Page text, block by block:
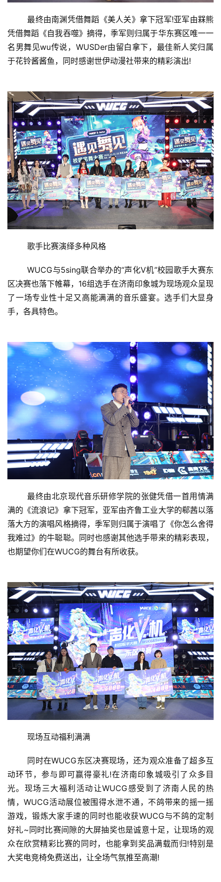
	最终由南渊凭借舞蹈《美人关》拿下冠军!亚军由槑熊
凭借舞蹈《自我吞噬》摘得，季军则归属于华东赛区唯一一
名男舞见wu传说，WUSDer由留白拿下，最佳新人奖归属
于花铃酱酱鱼，同时感谢世伊动漫社带来的精彩演出!
	歌手比赛演绎多种风格
	WUCG与5sing联合举办的“声化V机”校园歌手大赛东
区决赛也落下帷幕，16组选手在济南印象城为现场观众呈现
了一场专业性十足又高能满满的音乐盛宴。选手们大显身
手，各具特色。
	最终由北京现代音乐研修学院的张健凭借一首用情满
满的《流浪记》拿下冠军，亚军由齐鲁工业大学的郗茜以落
落大方的演唱风格摘得，季军则归属于演唱了《你怎么舍得
我难过》的牛聪聪。同时也感谢其他选手带来的精彩表现，
也期望你们在WUCG的舞台有所收获。
	现场互动福利满满
动环节，参与即可赢得豪礼!在济南印象城吸引了众多目
光。现场三大福利活动让WUCG感受到了济南人民的热
情，WUCG活动展位被围得水泄不通，不鸽带来的摇一摇
游戏，锻炼大家手速的同时也能收获WUCG与不鸽的定制
好礼~同时比赛间隙的大屏抽奖也是诚意十足，让现场的观
众在欣赏精彩比赛的同时，也能拿到奖品满载而归!特别是
大奖电竞椅免费送出，让全场气氛推至高潮!